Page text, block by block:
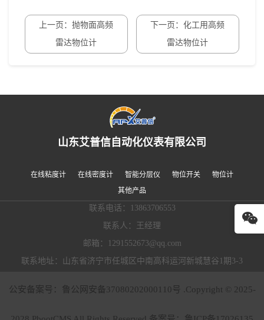
上一页：抛物面高频
雷达物位计
下一页：化工用高频
雷达物位计
山东艾普信自动化仪表有限公司
在线粘度计 在线密度计 智能分层仪 物位开关
物位计
其他产品
联系电话：13863706553
联系人：王经理
邮箱：1291552673@qq.com
联系地址：山东省济宁市任城区中南高科运河新城慧谷1期3-3
公安备案号：鲁公网安备37080202000110号 .Copyright © 2025-